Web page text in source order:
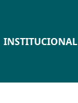
INSTITUCIONAL